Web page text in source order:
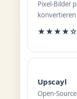
Pixel-Bilder
konvertieren
★★★★☆
Upscayl
Open-